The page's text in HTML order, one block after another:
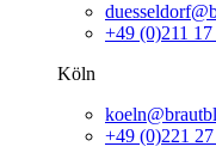
+49 (0)211
Köln
+49 (0)221